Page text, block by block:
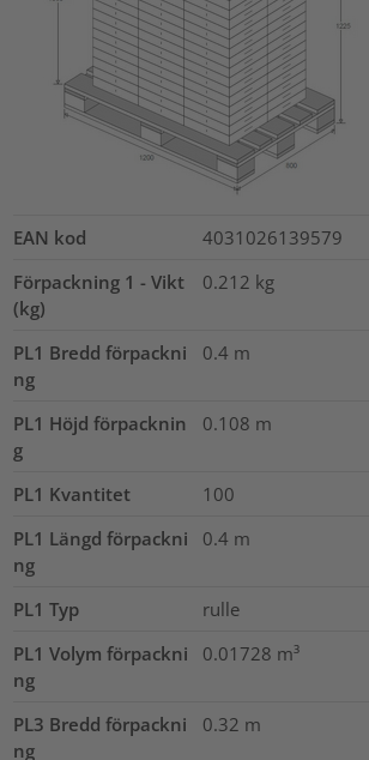
EAN kod
4031026139579
Förpackning 1 - Vikt
(kg)
0.212 kg
PL1 Bredd förpackni
ng
0.4 m
PL1 Höjd förpacknin
g
0.108 m
PL1 Kvantitet
100
PL1 Längd förpackni
ng
0.4 m
PL1 Typ
rulle
PL1 Volym förpackni
ng
0.01728 m³
PL3 Bredd förpackni
ng
0.32 m